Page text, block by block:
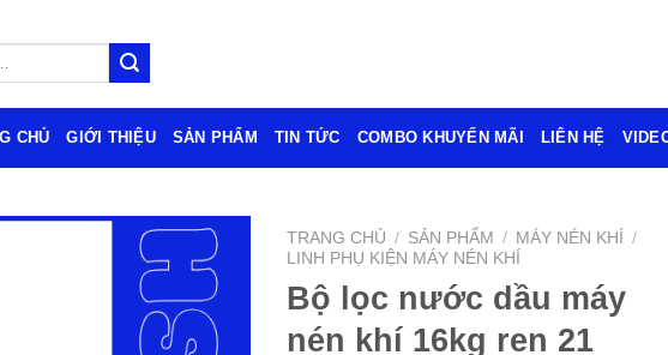
CHỦ GIỚI THIỆU SẢN PHẨM TIN TỨC COMBO KHUYẾN MÃI LIÊN HỆ
TRANG CHỦ / SẢN PHẨM / MÁY NÉN KHÍ
/
LINH PHỤ KIỆN MÁY NÉN KHÍ
Bộ lọc nước dầu máy
nén khí 16kg ren 21